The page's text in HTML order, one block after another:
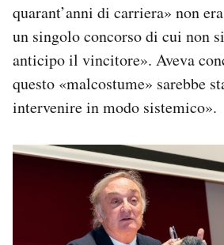
quarant’anni di carriera» non
un singolo concorso di cui non
anticipo il vincitore». Aveva
questo «malcostume» sarebbe
intervenire in modo sistemico».